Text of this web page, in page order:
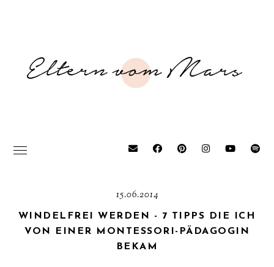
15.06.2014
WINDELFREI WERDEN - 7 TIPPS DIE ICH
VON EINER MONTESSORI-PÄDAGOGIN
BEKAM